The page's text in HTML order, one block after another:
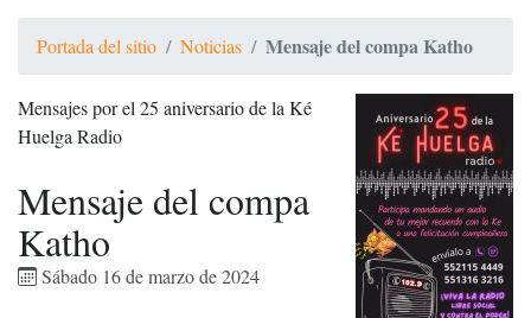
Portada del sitio Noticias Mensaje del compa Katho
Mensajes por el 25 aniversario de la Ké
Huelga Radio
Mensaje del compa
Katho
Sábado 16 de marzo de 2024